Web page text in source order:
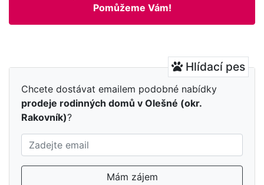
Pomůžeme Vám!
Hlídací pes
Chcete dostávat emailem podobné nabídky
prodeje rodinných domů v Olešné (okr.
Rakovník)?
Mám zájem